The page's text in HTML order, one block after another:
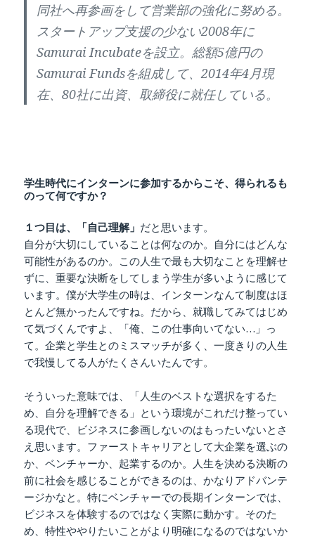
同社へ再参画をして営業部の強化に努める。
スタートアップ支援の少ない2008年に
Samurai Incubateを設立。総額5億円の
Samurai Fundsを組成して、2014年4月現
在、80社に出資、取締役に就任している。
学生時代にインターンに参加するからこそ、得られるも
のって何ですか？
１つ目は、「自己理解」 だと思います。
自分が大切にしていることは何なのか。自分にはどんな
可能性があるのか。この人生で最も大切なことを理解せ
ずに、重要な決断をしてしまう学生が多いように感じて
います。僕が大学生の時は、インターンなんて制度はほ
とんど無かったんですね。だから、就職してみてはじめ
て気づくんですよ、「俺、この仕事向いてない…」っ
て。企業と学生とのミスマッチが多く、一度きりの人生
で我慢してる人がたくさんいたんです。
そういった意味では、「人生のベストな選択をするた
め、自分を理解できる」という環境がこれだけ整ってい
る現代で、ビジネスに参画しないのはもったいないとさ
え思います。ファーストキャリアとして大企業を選ぶの
か、ベンチャーか、起業するのか。人生を決める決断の
前に社会を感じることができるのは、かなりアドバンテ
ージかなと。特にベンチャーでの長期インターンでは、
ビジネスを体験するのではなく実際に動かす。そのた
め、特性ややりたいことがより明確になるのではないか